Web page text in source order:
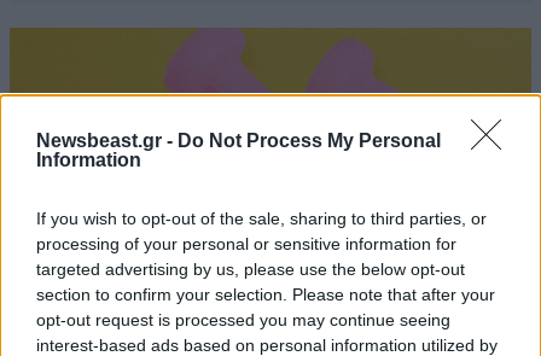
Newsbeast.gr - Do Not Process My Personal
Information
If you wish to opt-out of the sale, sharing to third parties, or
processing of your personal or sensitive information for
targeted advertising by us, please use the below opt-out
section to confirm your selection. Please note that after your
opt-out request is processed you may continue seeing
interest-based ads based on personal information utilized by